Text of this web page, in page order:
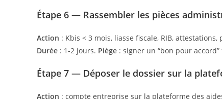
Étape 6 — Rassembler les pièces
Action : Kbis < 3 mois, liasse fiscale, RIB,
Durée : 1-2 jours. Piège : signer un “bon pour
Étape 7 — Déposer le dossier sur la
Action : compte entreprise sur la plateforme des